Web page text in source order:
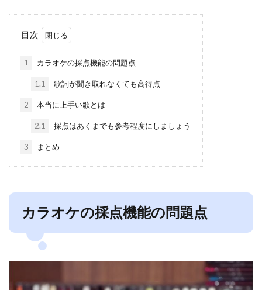
目次
1 カラオケの採点機能の問題点
1.1 歌詞が聞き取れなくても高得点
2 本当に上手い歌とは
2.1 採点はあくまでも参考程度にしましょう
3 まとめ
カラオケの採点機能の問題点